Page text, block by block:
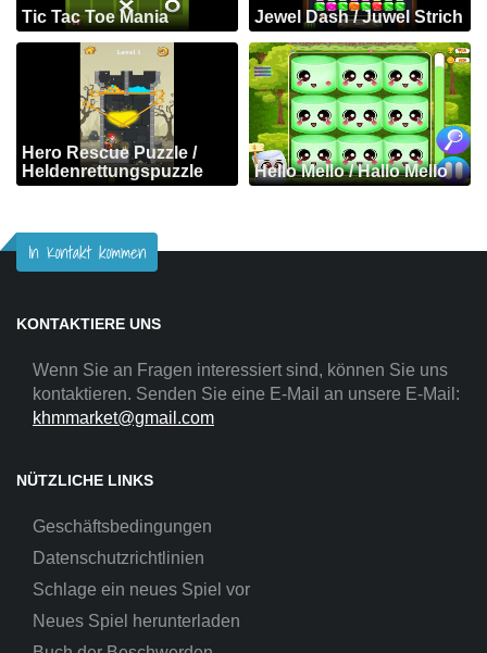
Tic Tac Toe Mania Jewel Dash / Juwel Strich
Hero Rescue Puzzle /
Heldenrettungspuzzle
Hello Mello / Hallo Mello
In Kontakt kommen
KONTAKTIERE UNS
Wenn Sie an Fragen interessiert sind, können Sie uns
kontaktieren. Senden Sie eine E-Mail an unsere E-Mail:
khmmarket@gmail.com
NÜTZLICHE LINKS
Geschäftsbedingungen
Datenschutzrichtlinien
Schlage ein neues Spiel vor
Neues Spiel herunterladen